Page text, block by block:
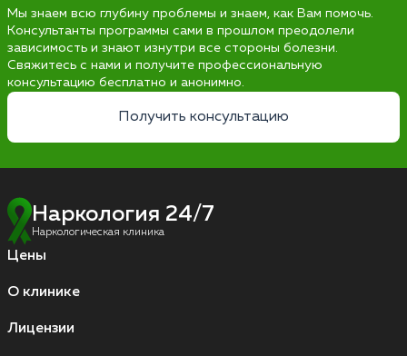
Мы знаем всю глубину проблемы и знаем, как Вам помочь.
Консультанты программы сами в прошлом преодолели
зависимость и знают изнутри все стороны болезни.
Свяжитесь с нами и получите профессиональную
консультацию бесплатно и анонимно.
Получить консультацию
Наркология 24/7
Наркологическая клиника
Цены
О клинике
Лицензии